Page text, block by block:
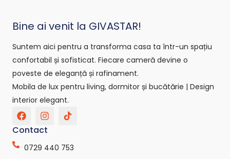
Bine ai venit la GIVASTAR!
Suntem aici pentru a transforma casa ta într-un spațiu
confortabil și sofisticat. Fiecare cameră devine o
poveste de eleganță și rafinament.
Mobila de lux pentru living, dormitor și bucătărie | Design
interior elegant.
F
a
c
b
I
n
s
a
T
i
o
Contact
0729 440 753